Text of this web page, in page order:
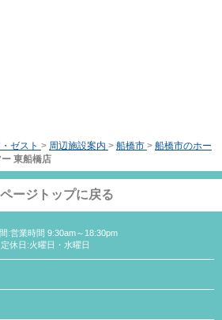
ゼスト > 周辺施設案内 > 船橋市 > 船橋市のホー
東船橋店
ページトップに戻る
:営業時間 9:30am～18:30pm
定休日:火曜日・水曜日